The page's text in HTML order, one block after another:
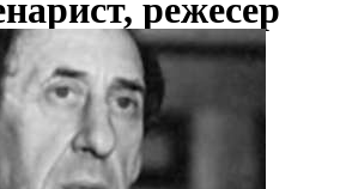
режесер